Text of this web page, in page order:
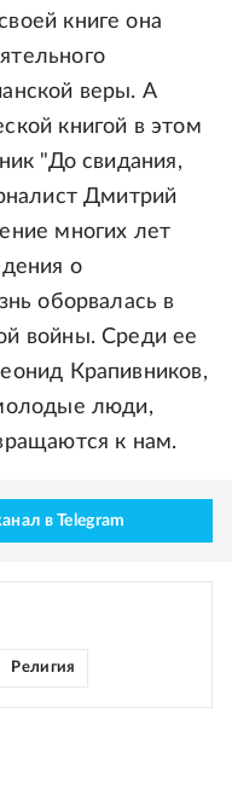
книге она
веры. А
книгой в этом
"До свидания,
Дмитрий
многих лет
о
оборвалась в
войны. Среди ее
Крапивников,
люди,
к нам.
в Telegram
Религия